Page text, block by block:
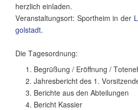
herzlich einladen.
Veranstaltungsort: Sportheim in der
golstadt.
Die Tagesordnung:
1.⁠ ⁠Begrüßung / Eröffnung /
2.⁠ ⁠Jahresbericht des 1.
3.⁠ ⁠Berichte aus den Abteilungen
4.⁠ ⁠Bericht Kassier